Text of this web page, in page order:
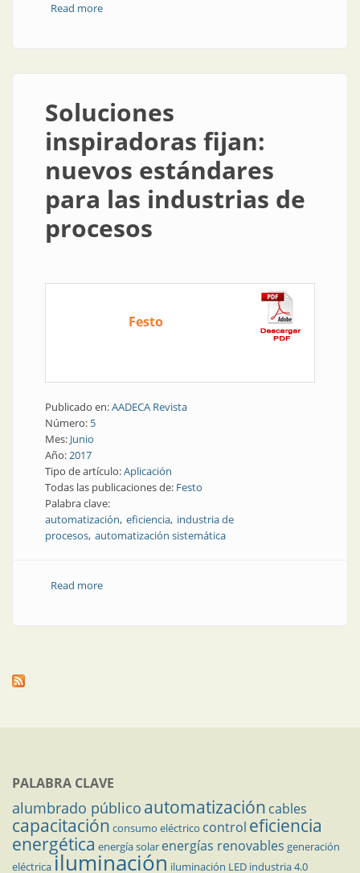
Read moreabout Scada | Nuevo SCADA iFIX 5.9
Soluciones
inspiradoras fijan:
nuevos estándares
para las industrias de
procesos
Festo
Publicado en:AADECA Revista
Número: 5
Mes: Junio
Año:2017
Tipo de artículo:Aplicación
Todas las publicaciones de: Festo
Palabra clave:
automatización eficiencia industria de
procesos automatización sistemática
Read moreabout Soluciones inspiradoras fijan: nuevos
PALABRA CLAVE
alumbrado público automatización cables
capacitación consumo eléctrico control eficiencia
energética energía solar energías renovables generación
eléctricailuminación iluminación LED industria 4.0